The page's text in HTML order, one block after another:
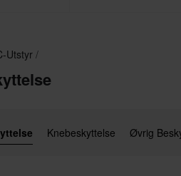
Utstyr
Knebeskyttelse Øvrig